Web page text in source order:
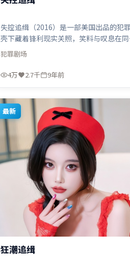
失控追缉（2016）是一部美国出品的犯
壳下藏着锋利现实关照，笑料与叹息在
听风格统一而富有实验感，配乐与画面情
·卡梅隆执导，汤姆·哈迪、宋康昊、秦
·贾、李政宰等联袂出演。影片于2016年
犯罪剧场
4万 2.7千 9年前
最新
狂潮追缉